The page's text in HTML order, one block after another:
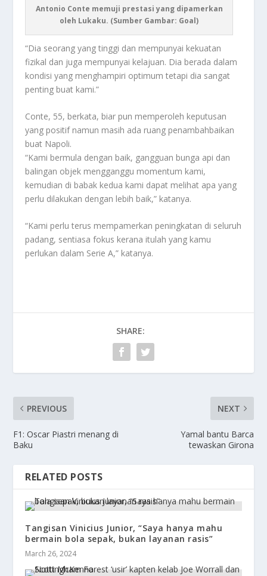
Antonio Conte memuji prestasi yang dipamerkan
oleh Lukaku. (Sumber Gambar: Goal)
“Dia seorang yang tinggi dan mempunyai kekuatan
fizikal dan juga mempunyai kelajuan. Dia berada dalam
kondisi yang menghampiri optimum tetapi dia sangat
penting buat kami.”
Conte, 55, berkata, biar pun memperoleh keputusan
yang positif namun masih ada ruang penambahbaikan
buat Napoli.
“Kami bermula dengan baik, gangguan bunga api dan
balingan objek mengganggu momentum kami,
kemudian di babak kedua kami dapat melihat apa yang
perlu dilakukan dengan lebih baik,” katanya.
“Kami perlu terus mempamerkan peningkatan di seluruh
padang, sentiasa fokus kerana itulah yang kamu
perlukan dalam Serie A,” katanya.
SHARE:
PREVIOUS
F1: Oscar Piastri menang di
Baku
NEXT
Yamal bantu Barca
tewaskan Girona
RELATED POSTS
Tangisan Vinicius Junior, “Saya hanya mahu
bermain bola sepak, bukan layanan rasis”
March 26, 2024